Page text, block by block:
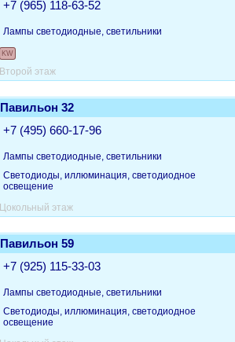
+7 (965) 118-63-52
Лампы светодиодные, светильники
KW
Второй этаж
Павильон 32
+7 (495) 660-17-96
Лампы светодиодные, светильники
Светодиоды, иллюминация, светодиодное
освещение
Цокольный этаж
Павильон 59
+7 (925) 115-33-03
Лампы светодиодные, светильники
Светодиоды, иллюминация, светодиодное
освещение